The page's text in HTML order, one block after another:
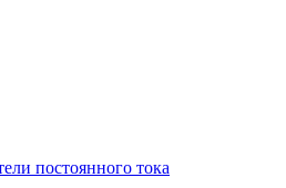
постоянного тока